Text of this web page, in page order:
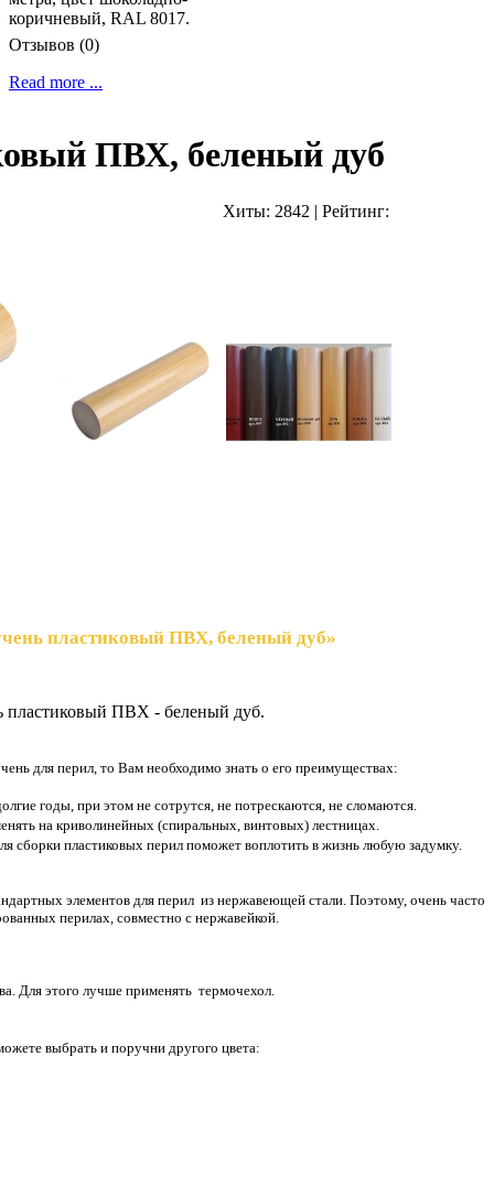
коричневый, RAL 8017.
Отзывов (0)
Read more ...
ПВХ, беленый дуб
Хиты: 2842 | Рейтинг:
пластиковый ПВХ, беленый дуб»
пластиковый ПВХ - беленый дуб.
для перил, то Вам необходимо знать о его преимуществах:
годы, при этом не сотрутся, не потрескаются, не сломаются.
на криволинейных (спиральных, винтовых) лестницах.
сборки пластиковых перил поможет воплотить в жизнь любую задумку.
элементов для перил из нержавеющей стали. Поэтому, очень часто
перилах, совместно с нержавейкой.
Для этого лучше применять термочехол.
выбрать и поручни другого цвета: